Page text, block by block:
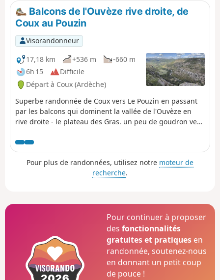
Balcons de l'Ouvèze rive droite, de
Coux au Pouzin
Visorandonneur
17,18 km
+536 m
-660 m
6h 15
Difficile
Départ à Coux (Ardèche)
Superbe randonnée de Coux vers Le Pouzin en passant
par les balcons qui dominent la vallée de l'Ouvèze en
rive droite - le plateau des Gras. un peu de goudron vers
Obligation d'avoir deux véhicules : laisser une voiture à
Le Pouzin pour le retour et aller au cimetière de Coux
avec le second véhicule, environ 15 minutes de route.
Pour plus de randonnées, utilisez notre moteur de
recherche.
Pour continuer à proposer
desfonctionnalités
gratuites et pratiques en
randonnée, soutenez-nous
en donnant un petit coup
de pouce !